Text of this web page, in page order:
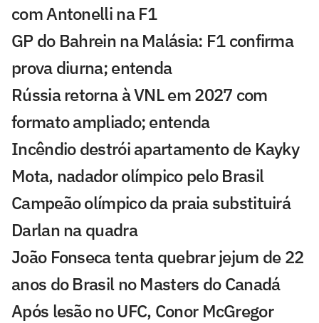
com Antonelli na F1
GP do Bahrein na Malásia: F1 confirma
prova diurna; entenda
Rússia retorna à VNL em 2027 com
formato ampliado; entenda
Incêndio destrói apartamento de Kayky
Mota, nadador olímpico pelo Brasil
Campeão olímpico da praia substituirá
Darlan na quadra
João Fonseca tenta quebrar jejum de 22
anos do Brasil no Masters do Canadá
Após lesão no UFC, Conor McGregor